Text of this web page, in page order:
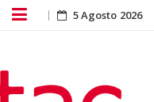
Skip
content
5 Agosto 2026